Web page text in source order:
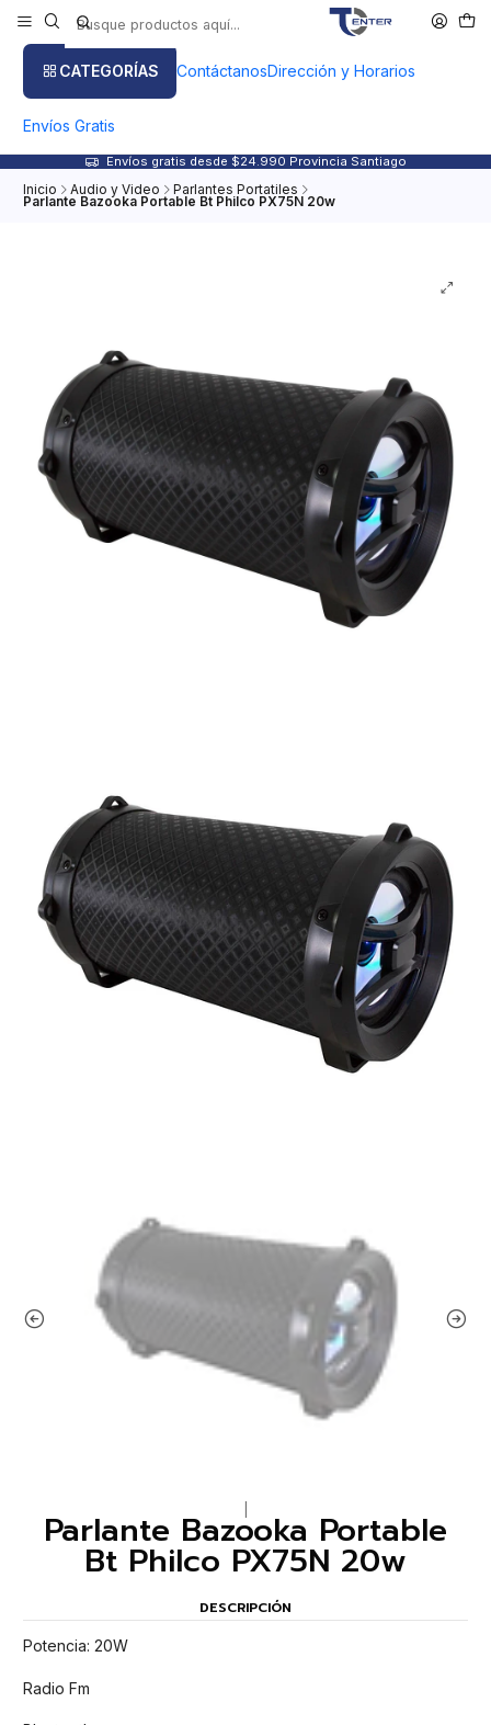
CATEGORÍAS ContáctanosDirección y Horarios
Envíos Gratis
Envíos gratis desde $24.990 Provincia Santiago
Inicio Audio y Video Parlantes Portatiles
Parlante Bazooka Portable Bt Philco PX75N 20w
Parlante Bazooka Portable
Bt Philco PX75N 20w
DESCRIPCIÓN
Potencia: 20W
Radio Fm